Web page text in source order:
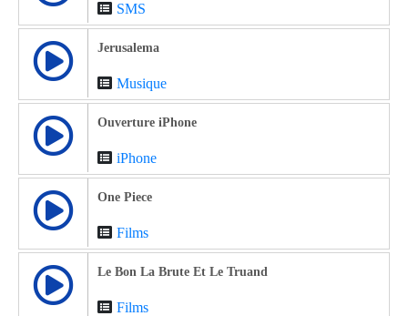
SMS
Jerusalema
Musique
Ouverture iPhone
iPhone
One Piece
Films
Le Bon La Brute Et Le Truand
Films